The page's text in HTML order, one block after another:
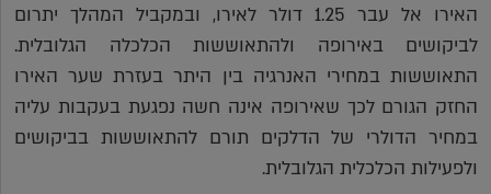
האירו אל עבר 1.25 דולר לאירו, ובמקביל המהלך יתרום
לביקושים באירופה ולהתאוששות הכלכלה הגלובלית.
התאוששות במחירי האנרגיה בין היתר בעזרת שער האירו
החזק הגורם לכך שאירופה אינה חשה נפגעת בעקבות עליה
במחיר הדולרי של הדלקים תורם להתאוששות בביקושים
ולפעילות הכלכלית הגלובלית.